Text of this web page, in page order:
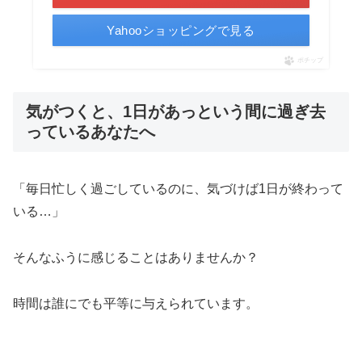
Yahooショッピングで見る
ポチップ
気がつくと、1日があっという間に過ぎ去
っているあなたへ
「毎日忙しく過ごしているのに、気づけば1日が終わって
いる…」
そんなふうに感じることはありませんか？
時間は誰にでも平等に与えられています。